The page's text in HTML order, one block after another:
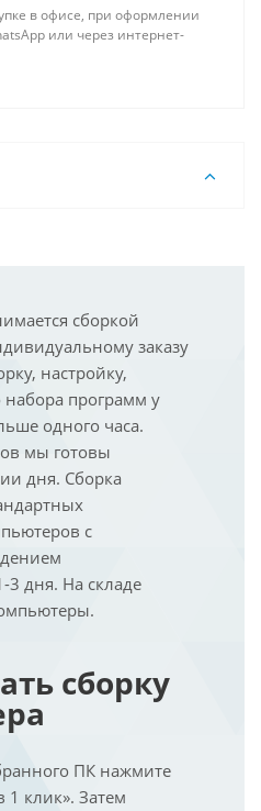
в офисе, при оформлении
или через интернет-
сборкой
заказу
настройку,
набора программ у
одного часа.
мы готовы
дня. Сборка
с
3 дня. На складе
сборку
ПК нажмите
1 клик». Затем